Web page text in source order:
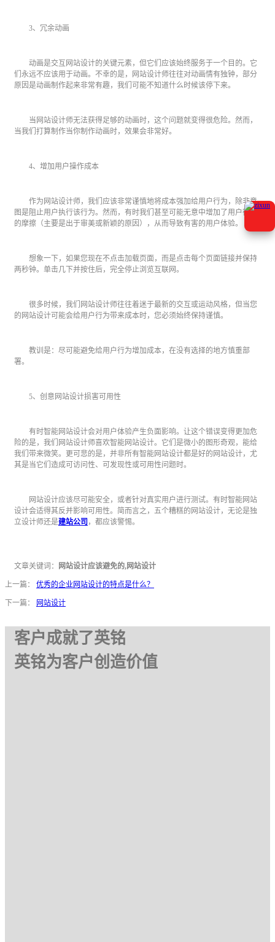
3、冗余动画
动画是交互网站设计的关键元素，但它们应该始终服务于一个目的。它
们永远不应该用于动画。不幸的是，网站设计师往往对动画情有独钟，部分
原因是动画制作起来非常有趣，我们可能不知道什么时候该停下来。
当网站设计师无法获得足够的动画时，这个问题就变得很危险。然而，
当我们打算制作当你制作动画时，效果会非常好。
4、增加用户操作成本
作为网站设计师，我们应该非常谨慎地将成本强加给用户行为，除非意
图是阻止用户执行该行为。然而，有时我们甚至可能无意中增加了用户行为
的摩擦（主要是出于审美或新颖的原因），从而导致有害的用户体验。
想象一下，如果您现在不点击加载页面，而是点击每个页面链接并保持
两秒钟。单击几下并按住后，完全停止浏览互联网。
很多时候，我们网站设计师往往着迷于最新的交互或运动风格，但当您
的网站设计可能会给用户行为带来成本时，您必须始终保持谨慎。
教训是：尽可能避免给用户行为增加成本，在没有选择的地方慎重部
署。
5、创意网站设计损害可用性
有时智能网站设计会对用户体验产生负面影响。让这个错误变得更加危
险的是，我们网站设计师喜欢智能网站设计。它们是微小的图形奇观，能给
我们带来微笑。更可悲的是，并非所有智能网站设计都是好的网站设计，尤
其是当它们造成可访问性、可发现性或可用性问题时。
网站设计应该尽可能安全，或者针对真实用户进行测试。有时智能网站
设计会适得其反并影响可用性。简而言之，五个糟糕的网站设计，无论是独
立设计师还是建站公司 ，都应该警惕。
文章关键词： 网站设计应该避免的,网站设计
上一篇： 优秀的企业网站设计的特点是什么？
下一篇： 网站设计
客户成就了英铭
英铭为客户创造价值